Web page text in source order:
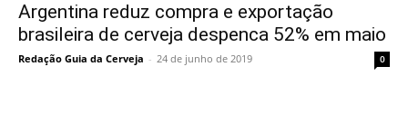
Argentina reduz compra e exportação
brasileira de cerveja despenca 52% em maio
Redação Guia da Cerveja - 24 de junho de 2019 0